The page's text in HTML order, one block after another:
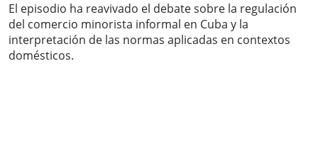
El episodio ha reavivado el debate sobre la regulación
del comercio minorista informal en Cuba y la
interpretación de las normas aplicadas en contextos
domésticos.